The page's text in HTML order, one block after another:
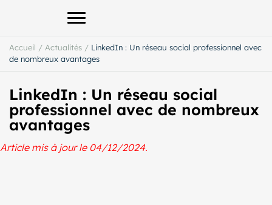
Afficher le menu principal
Accueil / Actualités / LinkedIn : Un réseau social professionnel avec
de nombreux avantages
LinkedIn : Un réseau social
professionnel avec de nombreux
avantages
Article mis à jour le 04/12/2024.